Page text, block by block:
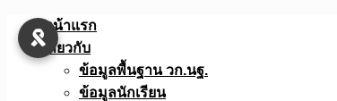
Skip
หน้าแรก
เกี่ยวกับ
ข้อมูลพื้นฐาน วก.นฐ.
ข้อมูลนักเรียน